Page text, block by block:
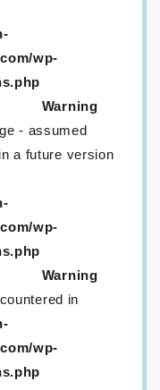
wp-
Warning
- assumed
a future version
wp-
Warning
in
wp-